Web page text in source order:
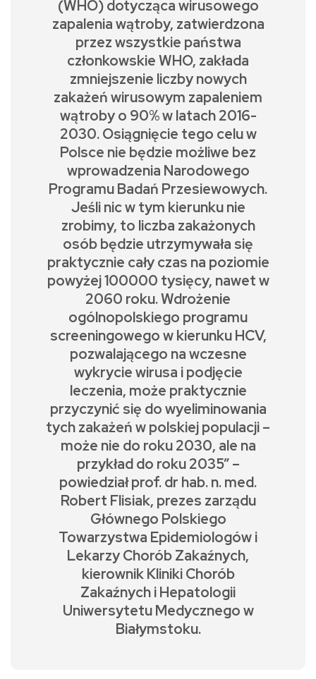
(WHO) dotycząca wirusowego
zapalenia wątroby, zatwierdzona
przez wszystkie państwa
członkowskie WHO, zakłada
zmniejszenie liczby nowych
zakażeń wirusowym zapaleniem
wątroby o 90% w latach 2016-
2030. Osiągnięcie tego celu w
Polsce nie będzie możliwe bez
wprowadzenia Narodowego
Programu Badań Przesiewowych.
Jeśli nic w tym kierunku nie
zrobimy, to liczba zakażonych
osób będzie utrzymywała się
praktycznie cały czas na poziomie
powyżej 100000 tysięcy, nawet w
2060 roku. Wdrożenie
ogólnopolskiego programu
screeningowego w kierunku HCV,
pozwalającego na wczesne
wykrycie wirusa i podjęcie
leczenia, może praktycznie
przyczynić się do wyeliminowania
tych zakażeń w polskiej populacji –
może nie do roku 2030, ale na
przykład do roku 2035” –
powiedział prof. dr hab. n. med.
Robert Flisiak, prezes zarządu
Głównego Polskiego
Towarzystwa Epidemiologów i
Lekarzy Chorób Zakaźnych,
kierownik Kliniki Chorób
Zakaźnych i Hepatologii
Uniwersytetu Medycznego w
Białymstoku.